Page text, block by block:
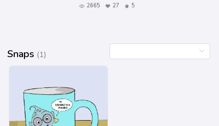
2665
27 5
Snaps (1)